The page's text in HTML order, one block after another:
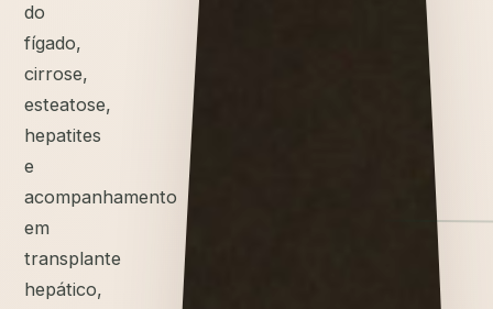
do
fígado,
cirrose,
esteatose,
hepatites
e
acompanhamento
em
transplante
hepático,